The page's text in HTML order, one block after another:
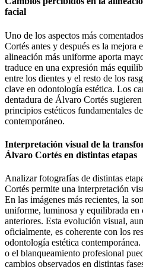
facial
Uno de los aspectos más
Cortés antes y después es la mejora
alineación más uniforme aporta
traduce en una expresión más
entre los dientes y el resto de los
clave en odontología estética. Los
dentadura de Álvaro Cortés
principios estéticos fundamentales
contemporáneo.
Interpretación visual de la
Álvaro Cortés en distintas etapas
Analizar fotografías de distintas
Cortés permite una interpretación
En las imágenes más recientes, la
uniforme, luminosa y equilibrada en
anteriores. Esta evolución visual,
oficialmente, es coherente con los
odontología estética
o el blanqueamiento profesional
cambios observados en distintas